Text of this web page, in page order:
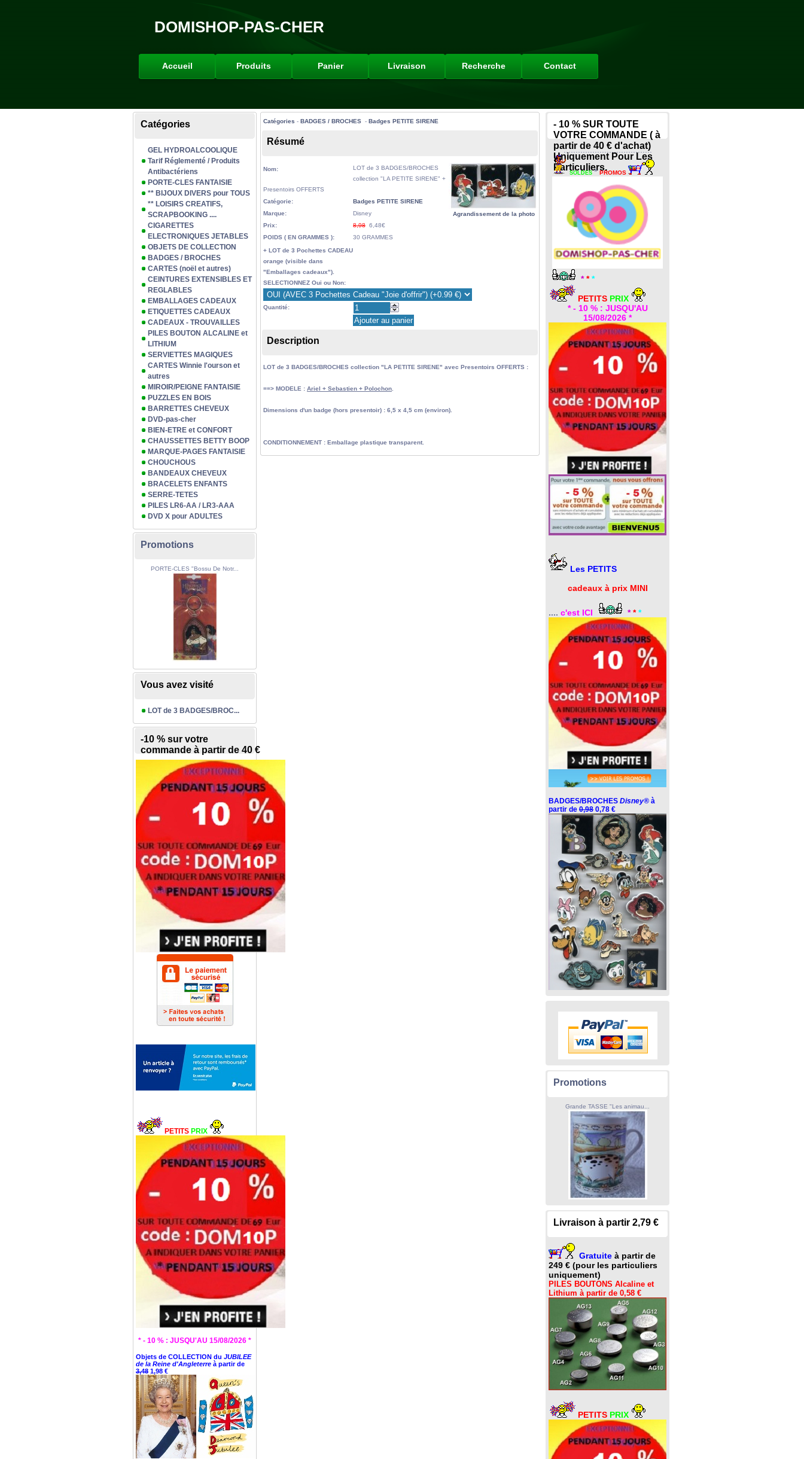
DOMISHOP-PAS-CHER
Accueil Produits Panier Livraison Recherche Contact
Catégories
GEL HYDROALCOOLIQUE
Tarif Réglementé / Produits
Antibactériens
PORTE-CLES FANTAISIE
** BIJOUX DIVERS pour TOUS
** LOISIRS CREATIFS,
SCRAPBOOKING ....
CIGARETTES
ELECTRONIQUES JETABLES
OBJETS DE COLLECTION
BADGES / BROCHES
CARTES (noël et autres)
CEINTURES EXTENSIBLES ET
REGLABLES
EMBALLAGES CADEAUX
ETIQUETTES CADEAUX
CADEAUX - TROUVAILLES
PILES BOUTON ALCALINE et
LITHIUM
SERVIETTES MAGIQUES
CARTES Winnie l'ourson et
autres
MIROIR/PEIGNE FANTAISIE
PUZZLES EN BOIS
BARRETTES CHEVEUX
DVD-pas-cher
BIEN-ETRE et CONFORT
CHAUSSETTES BETTY BOOP
MARQUE-PAGES FANTAISIE
CHOUCHOUS
BANDEAUX CHEVEUX
BRACELETS ENFANTS
SERRE-TETES
PILES LR6-AA / LR3-AAA
DVD X pour ADULTES
Promotions
PORTE-CLES "Bossu De Notr...
Vous avez visité
LOT de 3 BADGES/BROC...
-10 % sur votre
commande à partir de 40 €
PETITS PRIX
* - 10 % : JUSQU'AU 15/08/2026 *
Objets de COLLECTION du JUBILEE
de la Reine d'Angleterre à partir de
3,48 1,98 €
- 10 % SUR TOUTE
VOTRE COMMANDE ( à
partir de 40 € d'achat)
Uniquement Pour Les
Particuliers.
.....................................
SOLDES *PROMOS
***
PETITS PRIX
* - 10 % : JUSQU'AU
15/08/2026 *
Les PETITS
cadeaux à prix MINI
.... c'est ICI ***
BADGES/BROCHES Disney® à
partir de 0,98 0,78 €
Promotions
Grande TASSE "Les animau...
Livraison à partir 2,79 €
Gratuite à partir de
249 € (pour les particuliers
uniquement)
PILES BOUTONS Alcaline et
Lithium à partir de 0,58 €
PETITS PRIX
Catégories - BADGES / BROCHES - Badges PETITE SIRENE
Résumé
Agrandissement de la photo
Nom:
LOT de 3 BADGES/BROCHES
collection "LA PETITE SIRENE" +
Presentoirs OFFERTS
Catégorie:
Badges PETITE SIRENE
Marque:
Disney
Prix:
8,98 6,48€
POIDS ( EN GRAMMES ):
30 GRAMMES
+ LOT de 3 Pochettes CADEAU
orange (visible dans
"Emballages cadeaux").
SELECTIONNEZ Oui ou Non:
Quantité:
Description
LOT de 3 BADGES/BROCHES collection "LA PETITE SIRENE" avec Presentoirs OFFERTS :
==> MODELE : Ariel + Sebastien + Polochon
Dimensions d'un badge (hors presentoir) : 6,5 x 4,5 cm (environ).
CONDITIONNEMENT : Emballage plastique transparent.